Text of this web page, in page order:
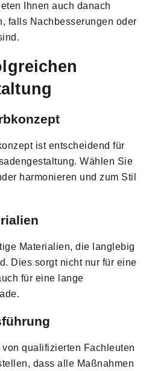
Ihnen auch danach
falls Nachbesserungen oder
ist entscheidend für
Wählen Sie
harmonieren und zum Stil
Materialien, die langlebig
Dies sorgt nicht nur für eine
für eine lange
qualifizierten Fachleuten
dass alle Maßnahmen